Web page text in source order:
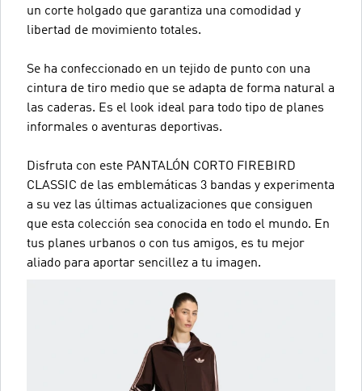
un corte holgado que garantiza una comodidad y
libertad de movimiento totales.
Se ha confeccionado en un tejido de punto con una
cintura de tiro medio que se adapta de forma natural a
las caderas. Es el look ideal para todo tipo de planes
informales o aventuras deportivas.
Disfruta con este PANTALÓN CORTO FIREBIRD
CLASSIC de las emblemáticas 3 bandas y experimenta
a su vez las últimas actualizaciones que consiguen
que esta colección sea conocida en todo el mundo. En
tus planes urbanos o con tus amigos, es tu mejor
aliado para aportar sencillez a tu imagen.